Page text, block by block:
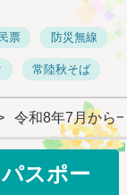
票 防災無線
常陸秋そば
令和8年7月から
スポー